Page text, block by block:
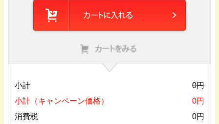
小計 0円
小計（キャンペーン価格）
0円
消費税
0円